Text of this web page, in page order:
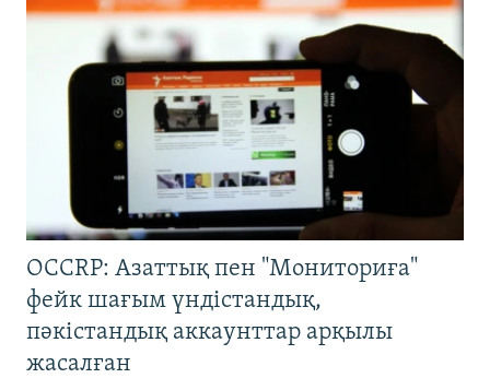
OCCRP: Азаттық пен "Мониториға"
фейк шағым үндістандық,
пәкістандық аккаунттар арқылы
жасалған